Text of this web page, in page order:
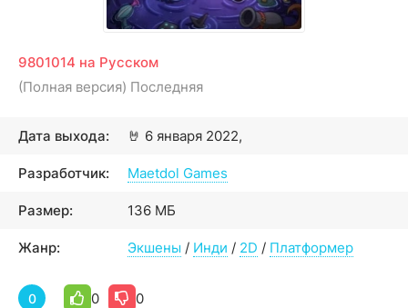
9801014 на Русском
(Полная версия) Последняя
🤘
Дата выхода: 6 января 2022,
Разработчик: Maetdol Games
Размер: 136 МБ
Жанр: Экшены / Инди / 2D / Платформер
0 0 0